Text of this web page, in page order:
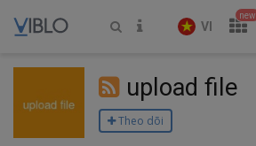
VI
new
upload file
Theo dõi